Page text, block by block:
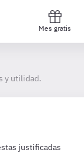
Mes gratis
y utilidad.
justificadas